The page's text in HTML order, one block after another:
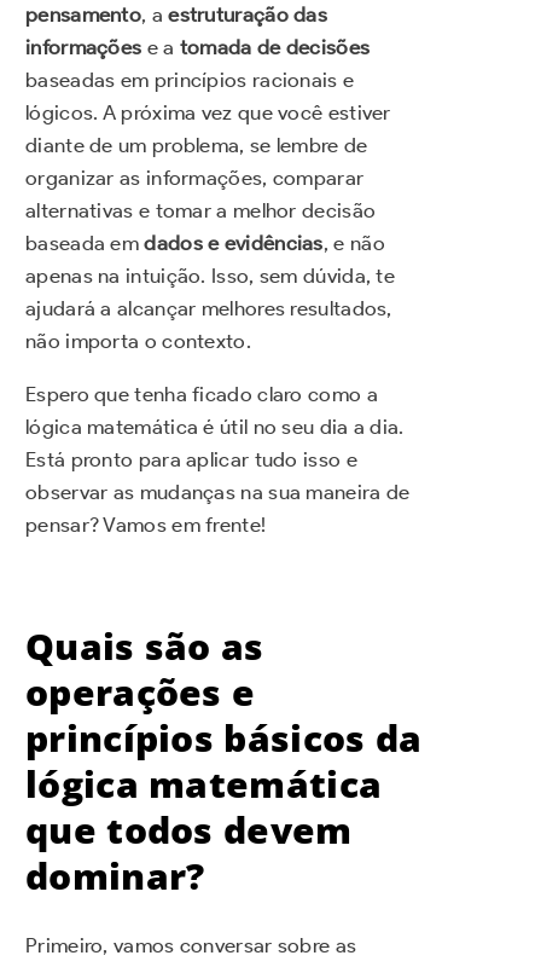
pensamento, aestruturação das
informações e a tomada de decisões
baseadas em princípios racionais e
lógicos. A próxima vez que você estiver
diante de um problema, se lembre de
organizar as informações, comparar
alternativas e tomar a melhor decisão
baseada emdados e evidências, e não
apenas na intuição. Isso, sem dúvida, te
ajudará a alcançar melhores resultados,
não importa o contexto.
Espero que tenha ficado claro como a
lógica matemática é útil no seu dia a dia.
Está pronto para aplicar tudo isso e
observar as mudanças na sua maneira de
pensar? Vamos em frente!
Quais são as
operações e
princípios básicos da
lógica matemática
que todos devem
dominar?
Primeiro, vamos conversar sobre as